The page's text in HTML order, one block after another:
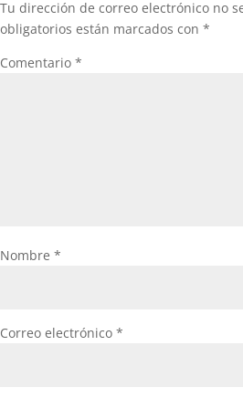
Tu dirección de correo electrónico no
obligatorios están marcados con *
Comentario *
Nombre *
Correo electrónico *